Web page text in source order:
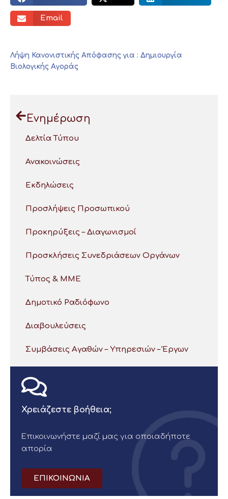
Email
Λήψη Κανονιστικής Απόφασης για : Δημιουργία
Βιολογικής Αγοράς
Ενημέρωση
Δελτία Τύπου
Ανακοινώσεις
Εκδηλώσεις
Προσλήψεις Προσωπικού
Προκηρύξεις – Διαγωνισμοί
Προσκλήσεις Συνεδριάσεων Οργάνων
Τύπος & ΜΜΕ
Δημοτικό Ραδιόφωνο
Διαβουλεύσεις
Συμβάσεις Αγαθών – Υπηρεσιών – Έργων
Χρειάζεστε βοήθεια;
Επικοινωνήστε μαζί μας για οποιαδήποτε
απορία
ΕΠΙΚΟΙΝΩΝΙΑ